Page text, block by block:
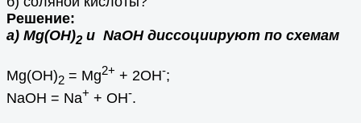
Решение:
а) Mg(OH)2и NaOH диссоциируют по схемам
Mg(OH)2 = Mg2+ + 2OH-;
NaOH = Na+ + OH-.